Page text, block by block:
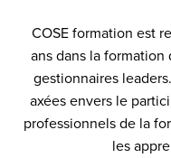
COSE formation est
ans dans la formation
gestionnaires
axées envers le
professionnels de la
les